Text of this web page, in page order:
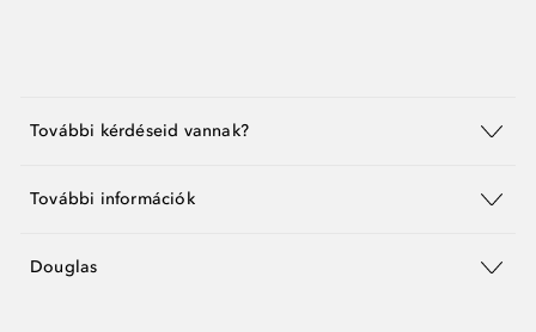
További kérdéseid vannak?
További információk
Douglas